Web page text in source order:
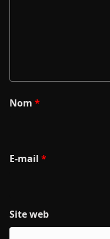
Nom *
E-mail *
Site web